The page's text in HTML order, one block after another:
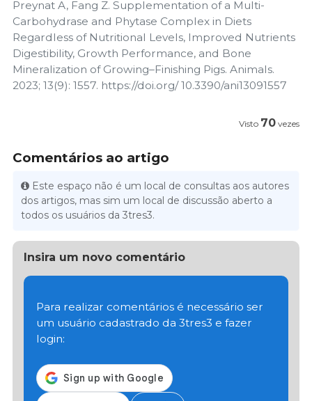
Preynat A, Fang Z. Supplementation of a Multi-
Carbohydrase and Phytase Complex in Diets
Regardless of Nutritional Levels, Improved Nutrients
Digestibility, Growth Performance, and Bone
Mineralization of Growing–Finishing Pigs. Animals.
2023; 13(9): 1557. https://doi.org/ 10.3390/ani13091557
Visto 70 vezes
Comentários ao artigo
Este espaço não é um local de consultas aos autores
dos artigos, mas sim um local de discussão aberto a
todos os usuários da 3tres3.
Insira um novo comentário
Para realizar comentários é necessário ser
um usuário cadastrado da 3tres3 e fazer
login: